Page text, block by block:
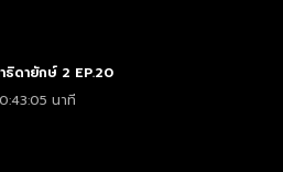
ธิดายักษ์ 2 EP.20
0:43:05 นาที